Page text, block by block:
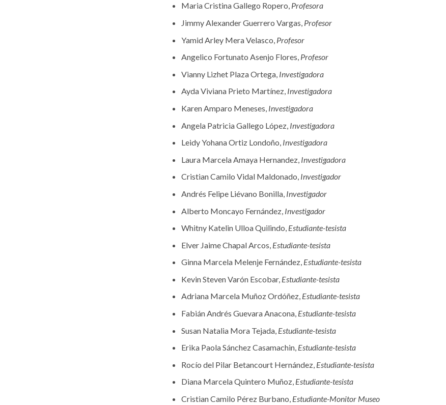
Maria Cristina Gallego Ropero, Profesora
Jimmy Alexander Guerrero Vargas, Profesor
Yamid Arley Mera Velasco, Profesor
Angelico Fortunato Asenjo Flores, Profesor
Vianny Lizhet Plaza Ortega, Investigadora
Ayda Viviana Prieto Martínez, Investigadora
Karen Amparo Meneses, Investigadora
Angela Patricia Gallego López, Investigadora
Leidy Yohana Ortiz Londoño, Investigadora
Laura Marcela Amaya Hernandez, Investigadora
Cristian Camilo Vidal Maldonado, Investigador
Andrés Felipe Liévano Bonilla, Investigador
Alberto Moncayo Fernández, Investigador
Whitny Katelin Ulloa Quilindo, Estudiante-tesista
Elver Jaime Chapal Arcos, Estudiante-tesista
Ginna Marcela Melenje Fernández, Estudiante-tesista
Kevin Steven Varón Escobar, Estudiante-tesista
Adriana Marcela Muñoz Ordóñez, Estudiante-tesista
Fabián Andrés Guevara Anacona, Estudiante-tesista
Susan Natalia Mora Tejada, Estudiante-tesista
Erika Paola Sánchez Casamachin, Estudiante-tesista
Rocío del Pilar Betancourt Hernández, Estudiante-tesista
Diana Marcela Quintero Muñoz, Estudiante-tesista
Cristian Camilo Pérez Burbano, Estudiante-Monitor Museo